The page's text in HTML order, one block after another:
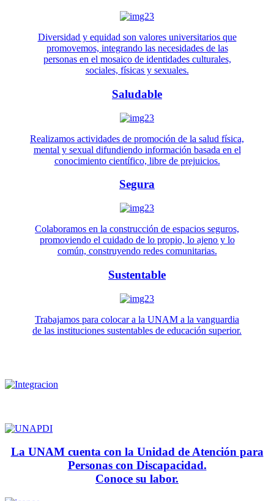
Diversidad y equidad son valores universitarios que
promovemos, integrando las necesidades de las
personas en el mosaico de identidades culturales,
sociales, físicas y sexuales.
Saludable
Realizamos actividades de promoción de la salud física,
mental y sexual difundiendo información basada en el
conocimiento científico, libre de prejuicios.
Segura
Colaboramos en la construcción de espacios seguros,
promoviendo el cuidado de lo propio, lo ajeno y lo
común, construyendo redes comunitarias.
Sustentable
Trabajamos para colocar a la UNAM a la vanguardia
de las instituciones sustentables de educación superior.
La UNAM cuenta con la Unidad de Atención para
Personas con Discapacidad.
Conoce su labor.